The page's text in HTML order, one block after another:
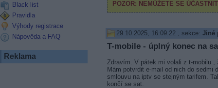
Black list
Pravidla
Výhody registrace
Nápověda a FAQ
Reklama
29.10.2025, 16:09.22 , sekce: Jiné
T-mobile - úplný konec na
Zdravím. V pátek mi volali z t-mobilu
Mám potvrdit e-mail od nich do sedmi
smlouvu na iptv se stejným tarifem.
končí se sat.